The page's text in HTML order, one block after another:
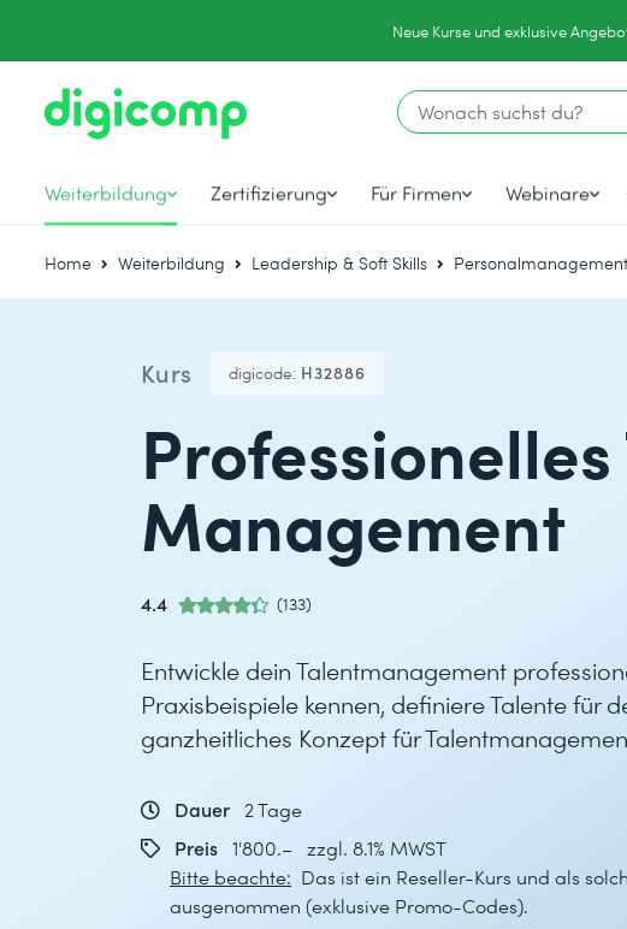
Neue Kurse und exklusive
Weiterbildung Zertifizierung Für Firmen Webinare
Home Weiterbildung Leadership & Soft Skills Personalmanagement
Kurs digicode: H32886
Management
4.4 (133)
Entwickle dein Talentmanagement
Praxisbeispiele kennen, definiere Talente für
ganzheitliches Konzept für
Dauer
2 Tage
Preis 1'800.– zzgl. 8.1% MWST
Bitte beachte: Das ist ein Reseller-Kurs und als
ausgenommen (exklusive Promo-Codes).